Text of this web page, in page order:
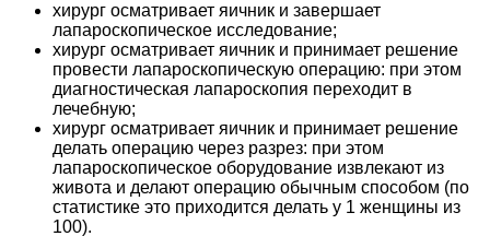
хирург осматривает яичник и завершает
лапароскопическое исследование;
хирург осматривает яичник и принимает решение
провести лапароскопическую операцию: при этом
диагностическая лапароскопия переходит в
лечебную;
хирург осматривает яичник и принимает решение
делать операцию через разрез: при этом
лапароскопическое оборудование извлекают из
живота и делают операцию обычным способом (по
статистике это приходится делать у 1 женщины из
100).